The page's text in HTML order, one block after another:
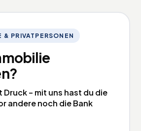
& PRIVATPERSONEN
Druck – mit uns hast du die
andere noch die Bank